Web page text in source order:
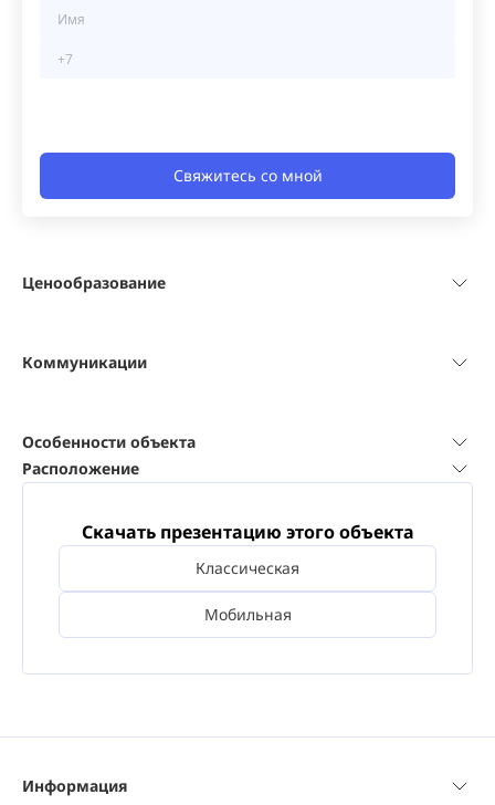
Ценообразование
Коммуникации
Особенности объекта
Свяжитесь со мной
Расположение
Скачать презентацию этого объекта
Классическая
Мобильная
Информация